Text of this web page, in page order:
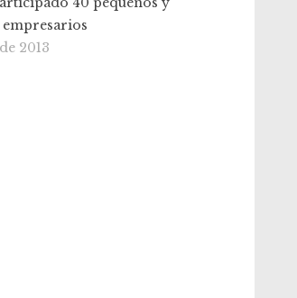
2013